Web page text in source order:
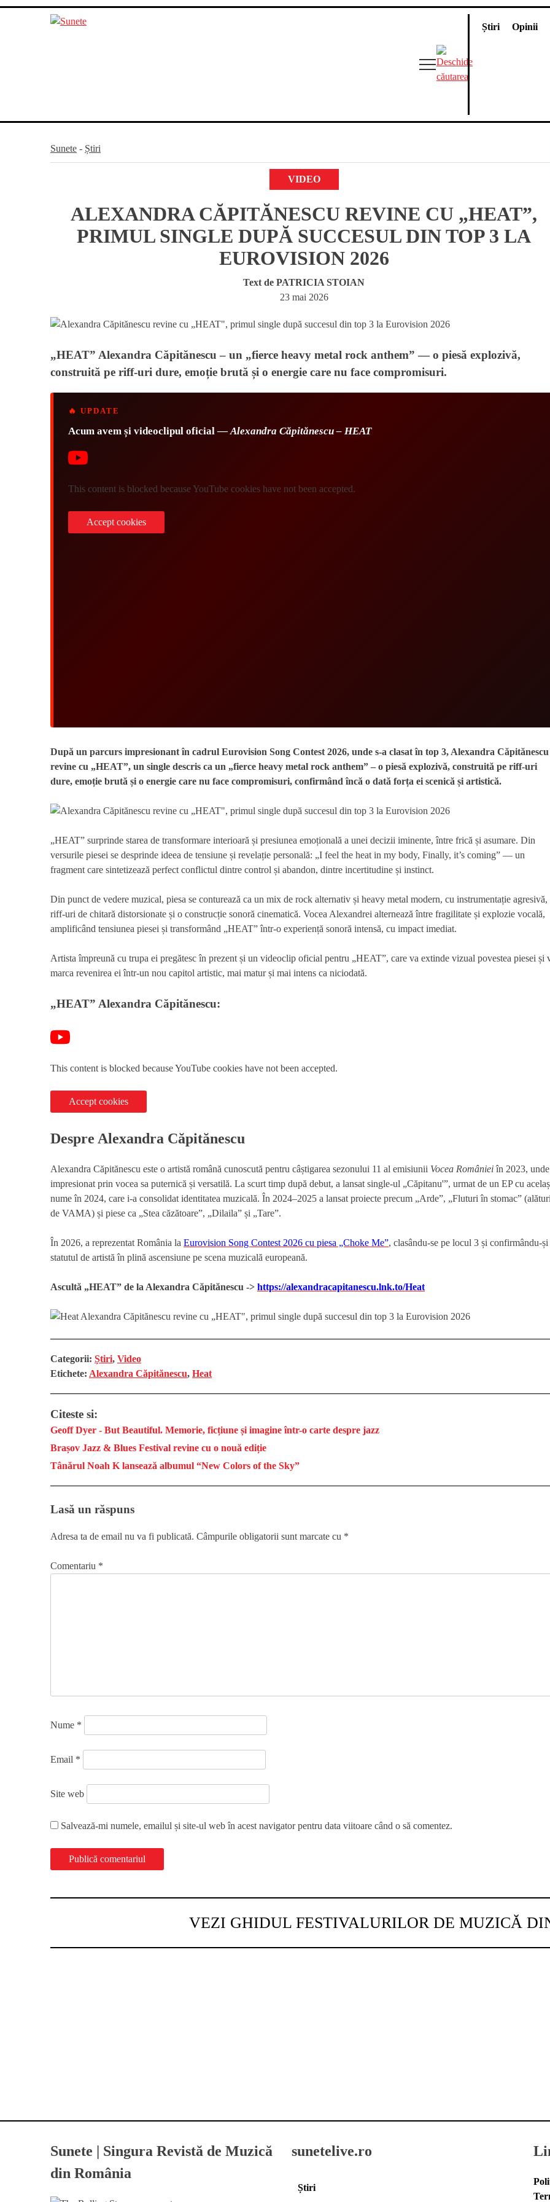
Știri Opinii
Sunete - Știri
VIDEO
ALEXANDRA CĂPITĂNESCU REVINE CU „HEAT”,
PRIMUL SINGLE DUPĂ SUCCESUL DIN TOP 3 LA
EUROVISION 2026
Text de PATRICIA STOIAN
23 mai 2026
„HEAT” Alexandra Căpitănescu – un „fierce heavy metal rock anthem” — o piesă explozivă,
construită pe riff-uri dure, emoție brută și o energie care nu face compromisuri.
🔥 UPDATE
Acum avem și videoclipul oficial —Alexandra Căpitănescu – HEAT
This content is blocked because YouTube cookies have not been accepted.
Accept cookies
După un parcurs impresionant în cadrul Eurovision Song Contest 2026, unde s-a clasat în top 3, Alexandra Căpitănescu
revine cu „HEAT”, un single descris ca un „fierce heavy metal rock anthem” – o piesă explozivă, construită pe riff-uri
dure, emoție brută și o energie care nu face compromisuri, confirmând încă o dată forța ei scenică și artistică.
„HEAT” surprinde starea de transformare interioară și presiunea emoțională a unei decizii iminente, între frică și asumare. Din
versurile piesei se desprinde ideea de tensiune și revelație personală: „I feel the heat in my body, Finally, it’s coming” — un
fragment care sintetizează perfect conflictul dintre control și abandon, dintre incertitudine și instinct.
Din punct de vedere muzical, piesa se conturează ca un mix de rock alternativ și heavy metal modern, cu instrumentație agresivă,
riff-uri de chitară distorsionate și o construcție sonoră cinematică. Vocea Alexandrei alternează între fragilitate și explozie vocală,
amplificând tensiunea piesei și transformând „HEAT” într-o experiență sonoră intensă, cu impact imediat.
Artista împreună cu trupa ei pregătesc în prezent și un videoclip oficial pentru „HEAT”, care va extinde vizual povestea piesei și
marca revenirea ei într-un nou capitol artistic, mai matur și mai intens ca niciodată.
„HEAT” Alexandra Căpitănescu:
This content is blocked because YouTube cookies have not been accepted.
Accept cookies
Despre Alexandra Căpitănescu
Alexandra Căpitănescu este o artistă română cunoscută pentru câștigarea sezonului 11 al emisiunii Vocea Românieiîn 2023, unde
impresionat prin vocea sa puternică și versatilă. La scurt timp după debut, a lansat single-ul „Căpitanu'”, urmat de un EP cu
nume în 2024, care i-a consolidat identitatea muzicală. În 2024–2025 a lansat proiecte precum „Arde”, „Fluturi în stomac” (alături
de VAMA) și piese ca „Stea căzătoare”, „Dilaila” și „Tare”.
În 2026, a reprezentat România la Eurovision Song Contest 2026 cu piesa „Choke Me”, clasându-se pe locul 3 și confirmându-și
statutul de artistă în plină ascensiune pe scena muzicală europeană.
Ascultă „HEAT” de la Alexandra Căpitănescu -> https://alexandracapitanescu.lnk.to/Heat
Categorii: Știri, Video
Etichete: Alexandra Căpitănescu, Heat
Citeste si:
Geoff Dyer - But Beautiful. Memorie, ficțiune și imagine într-o carte despre jazz
Brașov Jazz & Blues Festival revine cu o nouă ediție
Tânărul Noah K lansează albumul “New Colors of the Sky”
Lasă un răspuns
Adresa ta de email nu va fi publicată. Câmpurile obligatorii sunt marcate cu *
Comentariu *
Nume *
Email *
Site web
Salvează-mi numele, emailul și site-ul web în acest navigator pentru data viitoare când o să comentez.
VEZI GHIDUL FESTIVALURILOR DE MUZICĂ
Sunete | Singura Revistă de Muzică
din România
sunetelive.ro
Știri